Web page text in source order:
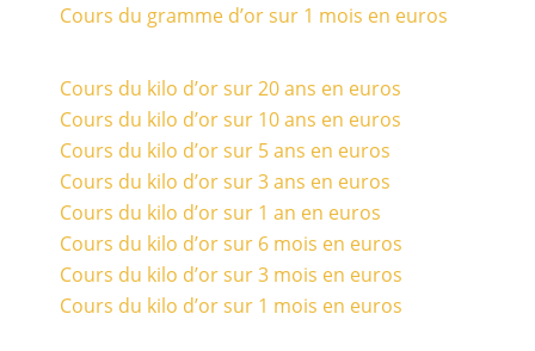
Cours du gramme d’or sur 1 mois en euros
Cours du kilo d’or sur 20 ans en euros
Cours du kilo d’or sur 10 ans en euros
Cours du kilo d’or sur 5 ans en euros
Cours du kilo d’or sur 3 ans en euros
Cours du kilo d’or sur 1 an en euros
Cours du kilo d’or sur 6 mois en euros
Cours du kilo d’or sur 3 mois en euros
Cours du kilo d’or sur 1 mois en euros